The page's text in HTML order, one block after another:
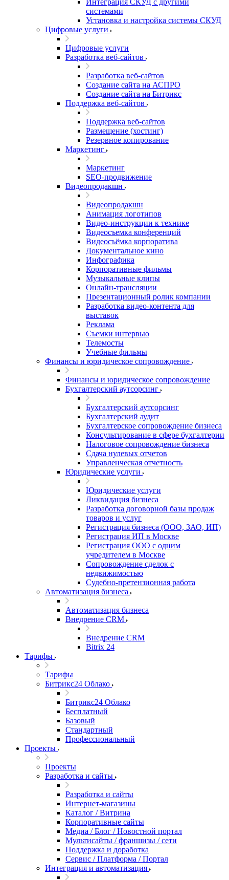
Интеграция СКУД с другими
системами
Установка и настройка системы СКУД
Цифровые услуги
Цифровые услуги
Разработка веб-сайтов
Разработка веб-сайтов
Создание сайта на АСПРО
Создание сайта на Битрикс
Поддержка веб-сайтов
Поддержка веб-сайтов
Размещение (хостинг)
Резервное копирование
Маркетинг
Маркетинг
SEO-продвижение
Видеопродакшн
Видеопродакшн
Анимация логотипов
Видео-инструкции к технике
Видеосъемка конференций
Видеосъёмка корпоратива
Документальное кино
Инфографика
Корпоративные фильмы
Музыкальные клипы
Онлайн-трансляции
Презентационный ролик компании
Разработка видео-контента для
выставок
Реклама
Съемки интервью
Телемосты
Учебные фильмы
Финансы и юридическое сопровождение
Финансы и юридическое сопровождение
Бухгалтерский аутсорсинг
Бухгалтерский аутсорсинг
Бухгалтерский аудит
Бухгалтерское сопровождение бизнеса
Консультирование в сфере бухгалтерии
Налоговое сопровождение бизнеса
Сдача нулевых отчетов
Управленческая отчетность
Юридические услуги
Юридические услуги
Ликвидация бизнеса
Разработка договорной базы продаж
товаров и услуг
Регистрация бизнеса (ООО, ЗАО, ИП)
Регистрация ИП в Москве
Регистрация ООО с одним
учредителем в Москве
Сопровождение сделок с
недвижимостью
Судебно-претензионная работа
Автоматизация бизнеса
Автоматизация бизнеса
Внедрение CRM
Внедрение CRM
Bitrix 24
Тарифы
Тарифы
Битрикс24 Облако
Битрикс24 Облако
Бесплатный
Базовый
Стандартный
Профессиональный
Проекты
Проекты
Разработка и сайты
Разработка и сайты
Интернет-магазины
Каталог / Витрина
Корпоративные сайты
Медиа / Блог / Новостной портал
Мультисайты / франшизы / сети
Поддержка и доработка
Сервис / Платформа / Портал
Интеграция и автоматизация